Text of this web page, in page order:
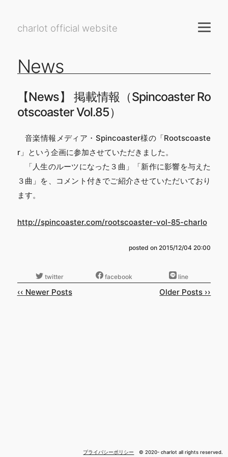
charlot official website
News
【News】 掲載情報（Spincoaster Ro
otscoaster Vol.85）
音楽情報メディア・Spincoaster様の「Rootscoaste
r」という企画に参加させていただきました。
「人生のルーツになった３曲」「新作に影響を与えた
３曲」を、コメント付きでご紹介させていただいており
ます。
http://spincoaster.com/rootscoaster-vol-85-charlo
posted on2015/12/04 20:00
‹‹ Newer Posts Older Posts ››
プライバシーポリシー © 2020- charlot all rights reserved.